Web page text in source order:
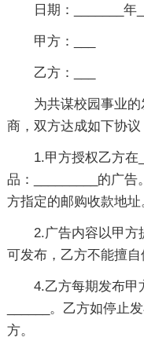
日期：_______年
甲方：___
乙方：___
为共谋校园事业
商，双方达成如下协议
1.甲方授权乙方在
品：_________的广
方指定的邮购收款地址
2.广告内容以甲方
可发布，乙方不能擅自
4.乙方每期发布甲
______。乙方如停止
方。